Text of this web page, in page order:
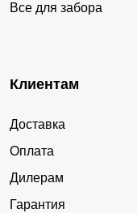
Все для забора
Клиентам
Доставка
Оплата
Дилерам
Гарантия